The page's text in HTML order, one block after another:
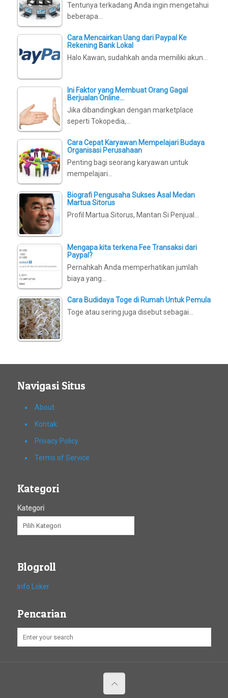
Tentunya terkadang Anda ingin mengetahui
beberapa…
Cara Mencairkan Uang dari Paypal Ke
Rekening Bank Lokal
Halo Kawan, sudahkah anda memiliki akun…
Ini Faktor yang Membuat Orang Gagal
Berjualan Online…
Jika dibandingkan dengan marketplace
seperti Tokopedia,…
Cara Cepat Karyawan Mempelajari Budaya
Organisasi Perusahaan
Penting bagi seorang karyawan untuk
mempelajari…
Biografi Pengusaha Sukses Asal Medan
Martua Sitorus
Profil Martua Sitorus, Mantan Si Penjual…
Mengapa kita terkena Fee Transaksi dari
Paypal?
Pernahkah Anda memperhatikan jumlah
biaya yang…
Cara Budidaya Toge di Rumah Untuk Pemula
Toge atau sering juga disebut sebagai…
Navigasi Situs
About
Kontak
Privacy Policy
Terms of Service
Kategori
Kategori
Blogroll
Info Loker
Pencarian